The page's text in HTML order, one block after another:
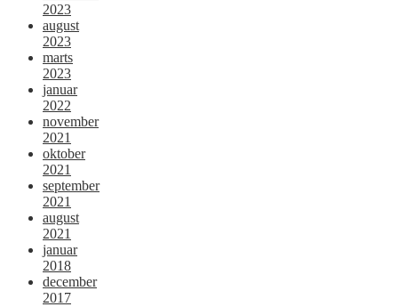
2023
august
2023
marts
2023
januar
2022
november
2021
oktober
2021
september
2021
august
2021
januar
2018
december
2017